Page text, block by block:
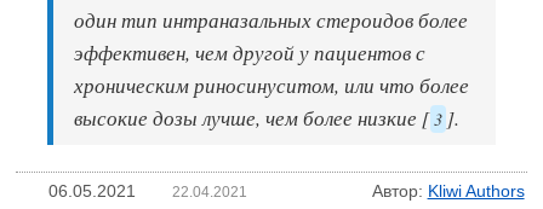
один тип интраназальных стероидов более
эффективен, чем другой у пациентов с
хроническим риносинуситом, или что более
высокие дозы лучше, чем более низкие [3 ].
06.05.2021 22.04.2021 Автор: Kliwi Authors